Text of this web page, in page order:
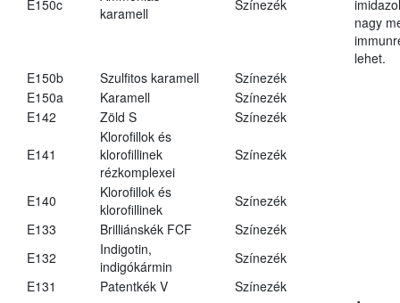
E150c
karamell
Színezék
nagy
lehet.
E150b
Szulfitos karamell
Színezék
E150a
Karamell
Színezék
E142
Zöld S Színezék
E141
Klorofillok és
klorofillinek
rézkomplexei
Színezék
E140
Klorofillok és
klorofillinek
Színezék
E133
Brilliánskék FCF
Színezék
E132
Indigotin,
indigókármin
Színezék
E131
Patentkék V Színezék